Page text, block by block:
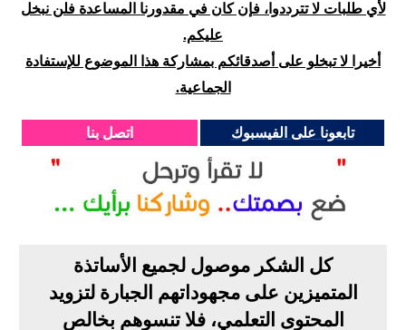
لأي طلبات لا تترددوا، فإن كان في مقدورنا المساعدة فلن نبخل
عليكم.
أخيرا لا تبخلو على أصدقائكم بمشاركة هذا الموضوع للإستفادة
الجماعية.
تابعونا على الفيسبوك اتصل بنا
كل الشكر موصول لجميع الأساتذة
المتميزين على مجهوداتهم الجبارة لتزويد
المحتوى التعلمي، فلا تنسوهم بخالص